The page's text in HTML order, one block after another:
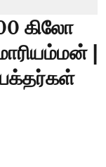
கிலோ
|